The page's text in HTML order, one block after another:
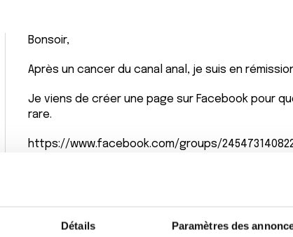
Détails Paramètres des
Bonsoir,
Après un cancer du canal anal, je suis en
Je viens de créer une page sur Facebook pour
rare.
https://www.facebook.com/groups/
Bonne soirée à tous. Et de la force pour ceux
Citer